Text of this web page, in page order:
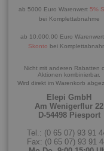
ab 5000 Euro Warenwert 5%
bei Komplettabnahme
ab 10.000,00 Euro Warenwert
Skonto bei
Nicht mit anderen Rabatten
Aktionen kombinierbar.
Wird direkt im Warenkorb
Elepi GmbH
Am Wenigerflur 22
D-54498 Piesport
Tel.: (0 65 07) 93 91
Fax: (0 65 07) 93 91